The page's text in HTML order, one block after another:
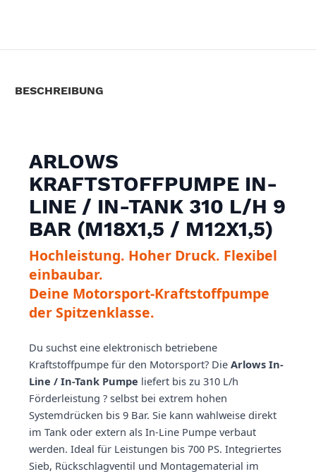
BESCHREIBUNG
ARLOWS
KRAFTSTOFFPUMPE IN-
LINE / IN-TANK 310 L/H 9
BAR (M18X1,5 / M12X1,5)
Hochleistung. Hoher Druck. Flexibel
einbaubar.
Deine Motorsport-Kraftstoffpumpe
der Spitzenklasse.
Du suchst eine elektronisch betriebene
Kraftstoffpumpe für den Motorsport? Die Arlows In-
Line / In-Tank Pumpe liefert bis zu 310 L/h
Förderleistung ? selbst bei extrem hohen
Systemdrücken bis 9 Bar. Sie kann wahlweise direkt
im Tank oder extern als In-Line Pumpe verbaut
werden. Ideal für Leistungen bis 700 PS. Integriertes
Sieb, Rückschlagventil und Montagematerial im